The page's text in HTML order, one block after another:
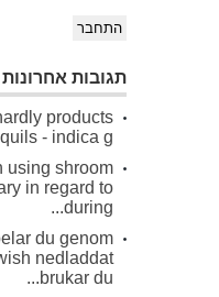
התחבר
תגובות אחרונות
products
- indica g...
using shroom
in regard to
during...
du genom
nedladdat
brukar du...